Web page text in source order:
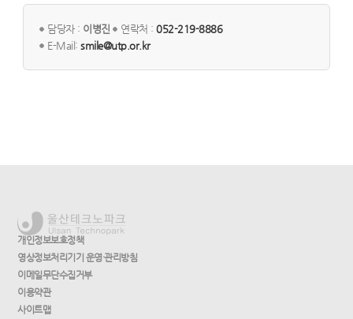
담당자 : 이병진 연락처 :052-219-8886
E-Mail:smile@utp.or.kr
개인정보보호정책
영상정보처리기기 운영·관리방침
이메일무단수집거부
이용약관
사이트맵